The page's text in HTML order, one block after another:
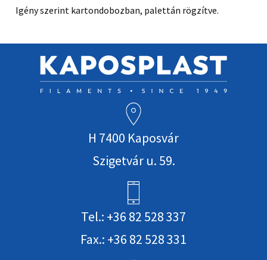
Igény szerint kartondobozban, palettán rögzítve.
H 7400 Kaposvár
Szigetvár u. 59.
Tel.: +36 82 528 337
Fax.: +36 82 528 331